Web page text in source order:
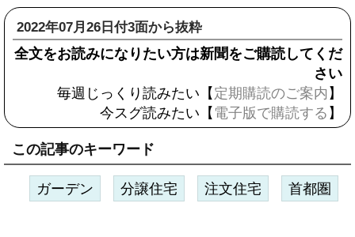
2022年07月26日付3面から抜粋
全文をお読みになりたい方は新聞をご購読してくだ
さい
毎週じっくり読みたい【 定期購読のご案内 】
今スグ読みたい【 電子版で購読する 】
この記事のキーワード
ガーデン 分譲住宅 注文住宅 首都圏